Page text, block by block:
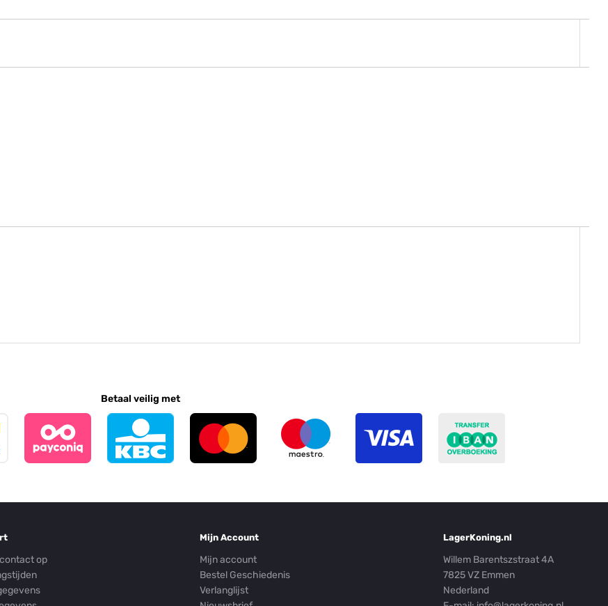
Betaal veilig met
op
Mijn Account
Mijn account
Bestel Geschiedenis
Verlanglijst
LagerKoning.nl
Willem Barentszstraat 4A
7825 VZ Emmen
Nederland